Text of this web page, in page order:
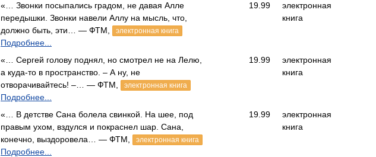
«… Звонки посыпались градом, не давая Алле
передышки. Звонки навели Аллу на мысль, что,
должно быть, эти… — ФТМ,
электронная книга
Подробнее...
19.99
электронная
книга
«… Сергей голову поднял, но смотрел не на Лелю,
а куда-то в пространство. – А ну, не
отворачивайтесь! –… — ФТМ,
электронная книга
Подробнее...
19.99
электронная
книга
«… В детстве Сана болела свинкой. На шее, под
правым ухом, вздулся и покраснел шар. Сана,
конечно, выздоровела… — ФТМ,
электронная книга
Подробнее...
19.99
электронная
книга